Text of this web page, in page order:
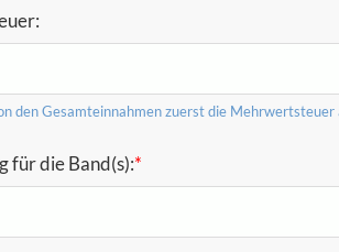
den Gesamteinnahmen zuerst die
für die Band(s):*